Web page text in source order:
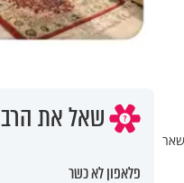
שאל את הרב
פלאפון לא כשר